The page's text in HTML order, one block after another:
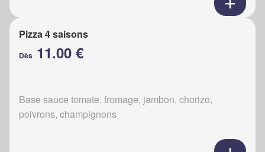
Pizza 4 saisons
Dès 11.00 €
Base sauce tomate, fromage, jambon, chorizo,
poivrons, champignons